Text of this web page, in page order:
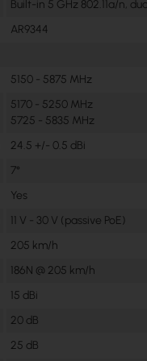
Built-in 5 GHz 802.11a/n,
AR9344
5150 - 5875 MHz
5170 - 5250 MHz
5725 - 5835 MHz
24.5 +/- 0.5 dBi
7°
Yes
11 V - 30 V (passive PoE)
205 km/h
186N @ 205 km/h
15 dBi
20 dB
25 dB